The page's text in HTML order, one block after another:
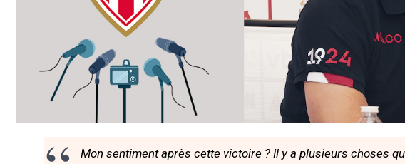
Mon sentiment après cette victoire ? Il y a plusieurs choses